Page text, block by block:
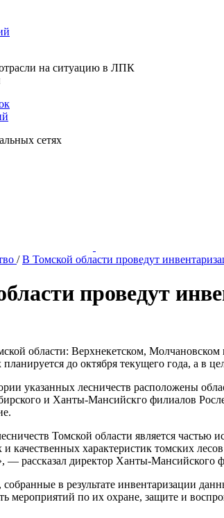
на ситуацию в ЛПК
сетях
/ В Томской области проведут
проведут
области: Верхнекетском,
до октября текущего года, а в
указанных лесничеств расположены
и Ханты-Мансийскго филиалов
Томской области является частью
качественных характеристик томских
— рассказал директор Ханты-Мансийского
в результате инвентаризации
мероприятий по их охране, защите и